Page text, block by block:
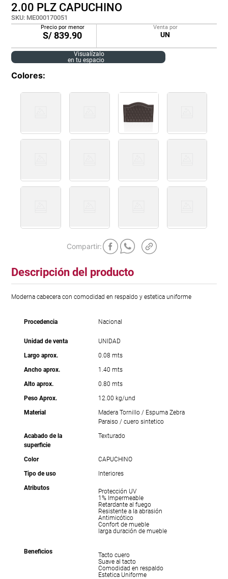
2.00 PLZ CAPUCHINO
SKU: ME000170051
Precio por menor
S/839.90
Venta por
UN
Visualízalo
en tu espacio
Colores
Descripción del producto
Moderna cabecera con comodidad en respaldo y estetica uniforme
Procedencia Nacional
Unidad de venta
UNIDAD
Largo aprox.
0.08 mts
Ancho aprox.
1.40 mts
Alto aprox.
0.80 mts
Peso Aprox.
12.00 kg/und
Material
Madera Tornillo / Espuma Zebra
Paraiso / cuero sintetico
Acabado de la
superficie
Texturado
Color
CAPUCHINO
Tipo de uso
Interiores
Atributos
Protección UV
1% Impermeable
Retardante al fuego
Resistente a la abrasión
Antimicótico
Confort de mueble
larga duración de mueble
Beneficios
Tacto cuero
Suave al tacto
Comodidad en respaldo
Estetica Uniforme